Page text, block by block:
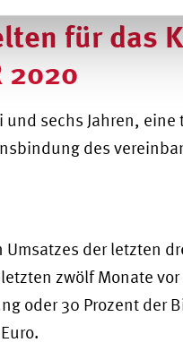
für das
2020
sechs Jahren,
des
der letzten
zwölf Monate
oder 30 Prozent der